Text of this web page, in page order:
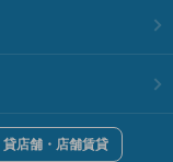
貸店舗・店舗賃貸